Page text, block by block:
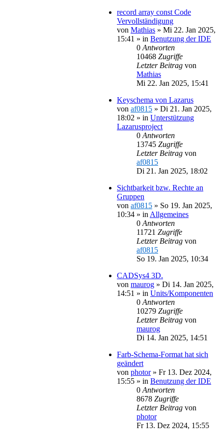
record array const Code
Vervollständigung
von Mathias » Mi 22. Jan 2025,
15:41 » in Benutzung der IDE
0 Antworten
10468 Zugriffe
Letzter Beitrag von
Mathias
Mi 22. Jan 2025, 15:41
Keyschema von Lazarus
von af0815 » Di 21. Jan 2025,
18:02 » in Unterstützung
Lazarusproject
0 Antworten
13745 Zugriffe
Letzter Beitrag von
af0815
Di 21. Jan 2025, 18:02
Sichtbarkeit bzw. Rechte an
Gruppen
von af0815 » So 19. Jan 2025,
10:34 » in Allgemeines
0 Antworten
11721 Zugriffe
Letzter Beitrag von
af0815
So 19. Jan 2025, 10:34
CADSys4 3D.
von maurog » Di 14. Jan 2025,
14:51 » in Units/Komponenten
0 Antworten
10279 Zugriffe
Letzter Beitrag von
maurog
Di 14. Jan 2025, 14:51
Farb-Schema-Format hat sich
geändert
von photor» Fr 13. Dez 2024,
15:55 » in Benutzung der IDE
0 Antworten
8678 Zugriffe
Letzter Beitrag von
photor
Fr 13. Dez 2024, 15:55